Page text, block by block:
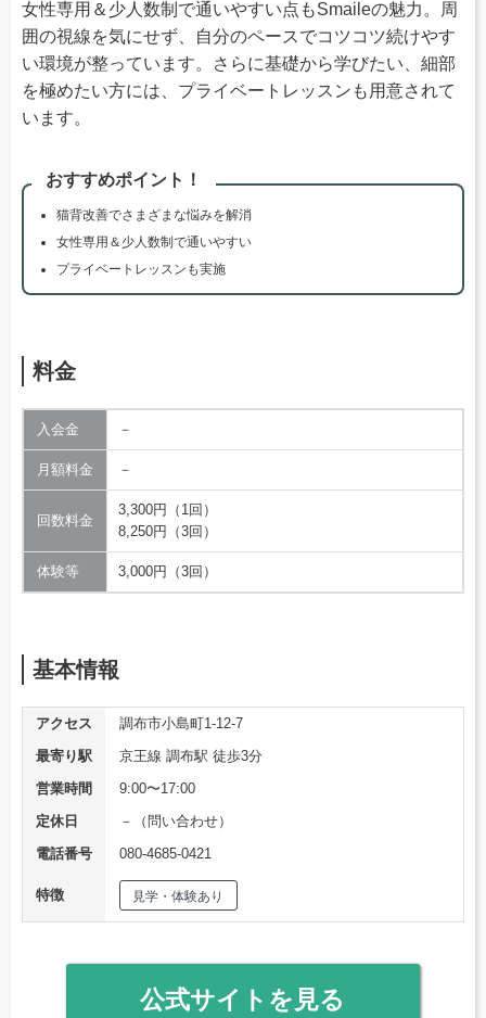
女性専用＆少人数制で通いやすい点もSmaileの魅力。周
囲の視線を気にせず、自分のペースでコツコツ続けやす
い環境が整っています。さらに基礎から学びたい、細部
を極めたい方には、プライベートレッスンも用意されて
います。
おすすめポイント！
猫背改善でさまざまな悩みを解消
女性専用＆少人数制で通いやすい
プライベートレッスンも実施
料金
入会金 －
月額料金 －
回数料金
3,300円（1回）
8,250円（3回）
体験等 3,000円（3回）
基本情報
アクセス
調布市小島町1-12-7
最寄り駅
京王線 調布駅 徒歩3分
営業時間
9:00〜17:00
定休日
－（問い合わせ）
電話番号
080‐4685‐0421
特徴 見学・体験あり
公式サイトを見る